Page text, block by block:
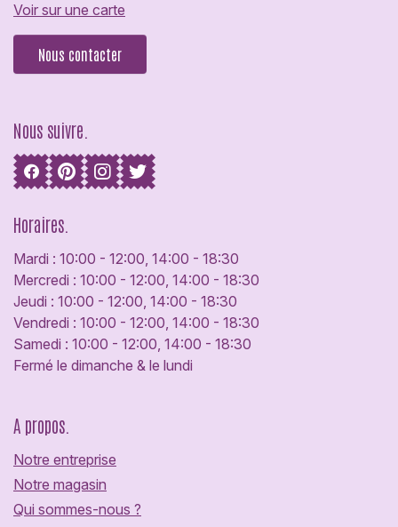
Voir sur une carte
Nous contacter
Nous suivre.
Horaires.
Mardi : 10:00 - 12:00, 14:00 - 18:30
Mercredi : 10:00 - 12:00, 14:00 - 18:30
Jeudi : 10:00 - 12:00, 14:00 - 18:30
Vendredi : 10:00 - 12:00, 14:00 - 18:30
Samedi : 10:00 - 12:00, 14:00 - 18:30
Fermé le dimanche & le lundi
A propos.
Notre entreprise
Notre magasin
Qui sommes-nous ?